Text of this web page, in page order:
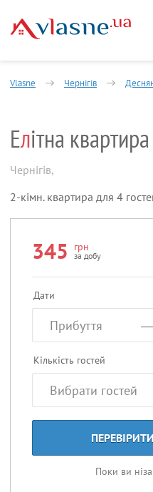
Vlasne Чернігів
Елітна
Чернігів,
2-кімн. квартира для 4
345 грн
за добу
Дати
Прибуття
Кількість гостей
Поки ви